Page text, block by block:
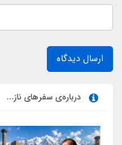
ارسال دیدگاه
درباره‌ی سفرهای ناز...